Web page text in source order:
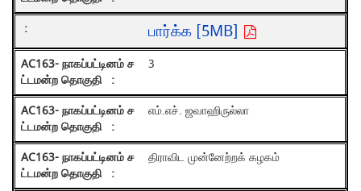
பார்க்க [5MB]
3
எம்.எச். ஜவாஹிருல்லா
திராவிட முன்னேற்றக் கழகம்